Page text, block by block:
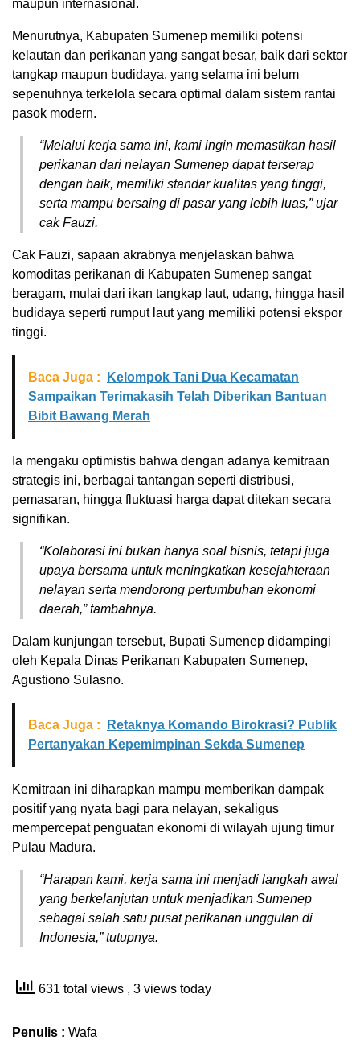
maupun internasional.
Menurutnya, Kabupaten Sumenep memiliki potensi
kelautan dan perikanan yang sangat besar, baik dari sektor
tangkap maupun budidaya, yang selama ini belum
sepenuhnya terkelola secara optimal dalam sistem rantai
pasok modern.
“Melalui kerja sama ini, kami ingin memastikan hasil
perikanan dari nelayan Sumenep dapat terserap
dengan baik, memiliki standar kualitas yang tinggi,
serta mampu bersaing di pasar yang lebih luas,” ujar
cak Fauzi.
Cak Fauzi, sapaan akrabnya menjelaskan bahwa
komoditas perikanan di Kabupaten Sumenep sangat
beragam, mulai dari ikan tangkap laut, udang, hingga hasil
budidaya seperti rumput laut yang memiliki potensi ekspor
tinggi.
Baca Juga :
Kelompok Tani Dua Kecamatan
Sampaikan Terimakasih Telah Diberikan Bantuan
Bibit Bawang Merah
Ia mengaku optimistis bahwa dengan adanya kemitraan
strategis ini, berbagai tantangan seperti distribusi,
pemasaran, hingga fluktuasi harga dapat ditekan secara
signifikan.
“Kolaborasi ini bukan hanya soal bisnis, tetapi juga
upaya bersama untuk meningkatkan kesejahteraan
nelayan serta mendorong pertumbuhan ekonomi
daerah,” tambahnya.
Dalam kunjungan tersebut, Bupati Sumenep didampingi
oleh Kepala Dinas Perikanan Kabupaten Sumenep,
Agustiono Sulasno.
Baca Juga :
Retaknya Komando Birokrasi? Publik
Pertanyakan Kepemimpinan Sekda Sumenep
Kemitraan ini diharapkan mampu memberikan dampak
positif yang nyata bagi para nelayan, sekaligus
mempercepat penguatan ekonomi di wilayah ujung timur
Pulau Madura.
“Harapan kami, kerja sama ini menjadi langkah awal
yang berkelanjutan untuk menjadikan Sumenep
sebagai salah satu pusat perikanan unggulan di
Indonesia,” tutupnya.
631 total views , 3 views today
Penulis : Wafa